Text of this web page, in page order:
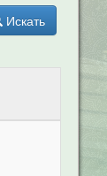
Искать